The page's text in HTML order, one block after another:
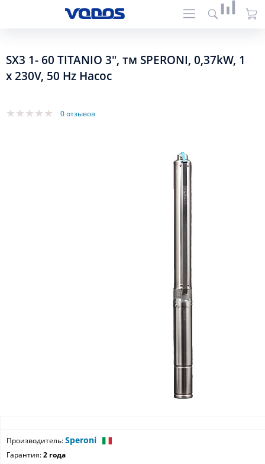
SX3 1- 60 TITANIO 3", тм SPERONI, 0,37kW, 1
х 230V, 50 Hz Насос
0 отзывов
Производитель:Speroni
Гарантия:2 года